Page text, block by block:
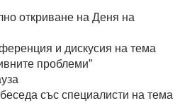
откриване на Деня на
и дискусия на тема
проблеми”
със специалисти на тема